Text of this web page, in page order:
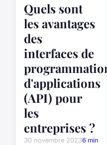
Quels sont
les avantages
des
interfaces de
programmation
d'applications
(API) pour
les
entreprises ?
30 novembre 20236 min